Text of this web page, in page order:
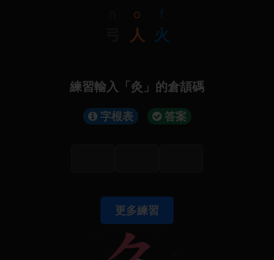
o
人
f
火
練習輸入「灸」的倉頡碼
字根表 答案
更多練習